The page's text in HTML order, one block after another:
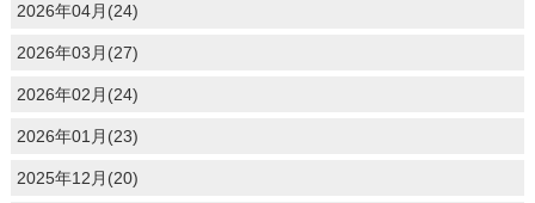
2026年04月(24)
2026年03月(27)
2026年02月(24)
2026年01月(23)
2025年12月(20)